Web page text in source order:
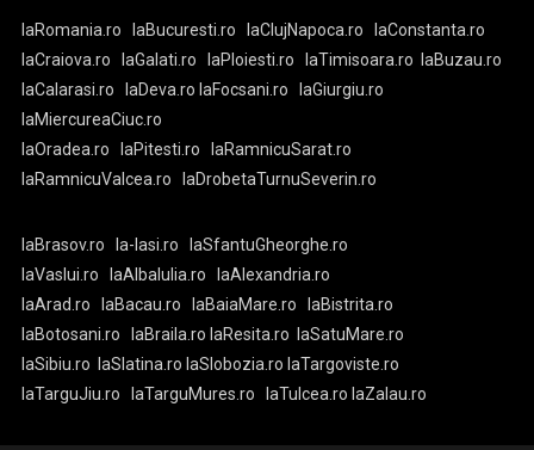
laRomania.ro laBucuresti.ro laClujNapoca.ro
laConstanta.ro
laCraiova.ro
laGalati.ro laPloiesti.ro laTimisoara.ro
laBuzau.ro
laCalarasi.ro
laDeva.ro laFocsani.ro
laGiurgiu.ro
laMiercureaCiuc.ro
laOradea.ro
laPitesti.ro
laRamnicuSarat.ro
laRamnicuValcea.ro
laDrobetaTurnuSeverin.ro
laBrasov.ro la-Iasi.ro
laSfantuGheorghe.ro
laVaslui.ro
laAlbaIulia.ro
laAlexandria.ro
laArad.ro
laBacau.ro laBaiaMare.ro
laBistrita.ro
laBotosani.ro
laBraila.ro laResita.ro
laSatuMare.ro
laSibiu.ro
laSlatina.ro laSlobozia.ro laTargoviste.ro
laTarguJiu.ro
laTarguMures.ro laTulcea.ro laZalau.ro